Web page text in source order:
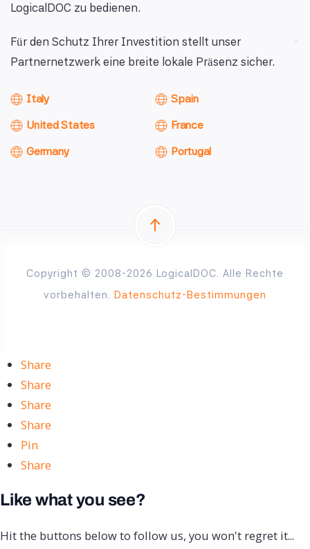
LogicalDOC zu bedienen.
Für den Schutz Ihrer Investition stellt unser
Partnernetzwerk eine breite lokale Präsenz sicher.
Italy
United States
Germany
Spain
France
Portugal
Copyright © 2008-2026 LogicalDOC. Alle Rechte
vorbehalten. Datenschutz-Bestimmungen
Share
Share
Share
Share
Pin
Share
Like what you see?
Hit the buttons below to follow us, you won't regret it...